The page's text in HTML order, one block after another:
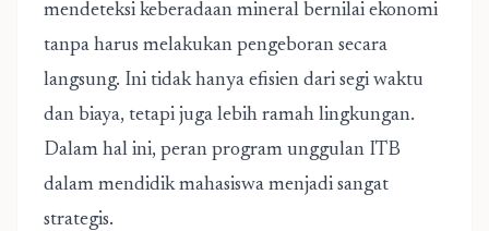
mendeteksi keberadaan mineral bernilai ekonomi
tanpa harus melakukan pengeboran secara
langsung. Ini tidak hanya efisien dari segi waktu
dan biaya, tetapi juga lebih ramah lingkungan.
Dalam hal ini, peran program unggulan ITB
dalam mendidik mahasiswa menjadi sangat
strategis.